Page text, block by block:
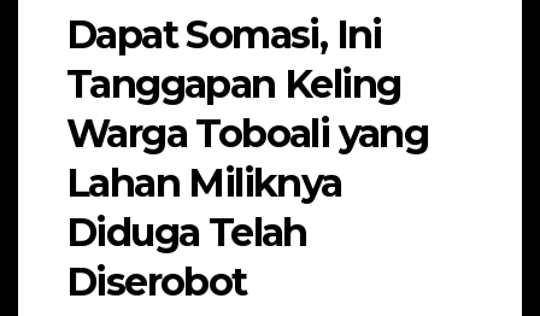
Dapat Somasi, Ini
Tanggapan Keling
Warga Toboali yang
Lahan Miliknya
Diduga Telah
Diserobot